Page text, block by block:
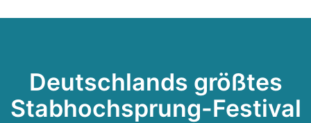
Deutschlands größtes
Stabhochsprung-Festival